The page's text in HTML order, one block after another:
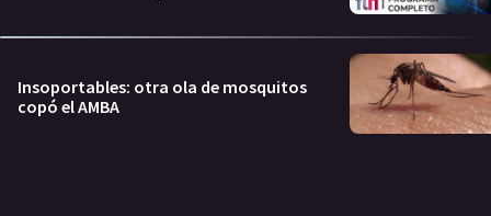
Insoportables: otra ola de mosquitos
copó el AMBA